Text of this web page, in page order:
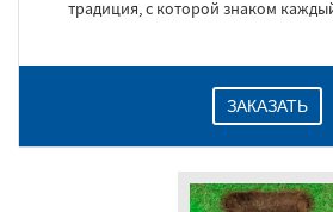
традиция, с которой знаком
ЗАКАЗАТЬ